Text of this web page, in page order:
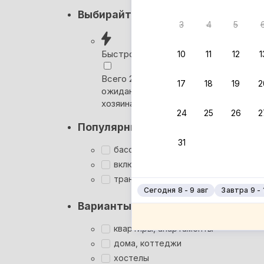
3 4 5
10 11 12
17 18 19
24 25 26
31
Сегодня 8 - 9 авг Завтра 9 -
Выбирайте лучшее
Быстрое бронирование
Всего 2 минуты, без
ожидания ответа от
хозяина
Популярные фильтры
бассейн
включён завтрак
трансфер
Варианты размещения
квартиры, апартаменты
дома, коттеджи
хостелы
Вернём
Кэшбэк